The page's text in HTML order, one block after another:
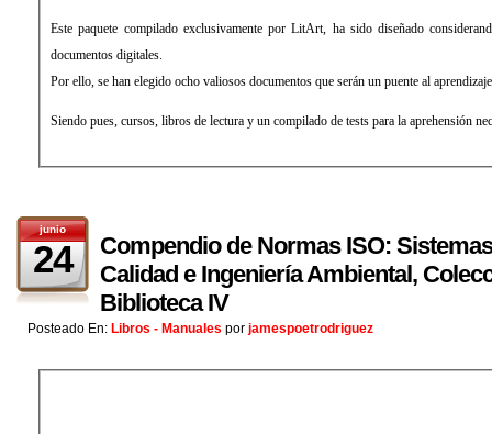
Este paquete compilado exclusivamente por LitArt, ha sido diseñado
documentos digitales.
Por ello, se han elegido ocho valiosos documentos que serán un puente al
Siendo pues, cursos, libros de lectura y un compilado de tests para la aprehensión
junio
24
Compendio de Normas ISO:
Calidad e Ingeniería Ambiental,
Biblioteca IV
Posteado En: Libros - Manuales por jamespoetrodriguez